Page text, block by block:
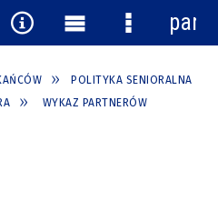
POLITYKA SENIORALNA
WYKAZ PARTNERÓW
Narzędzia
Menu
główne
Menu
panel